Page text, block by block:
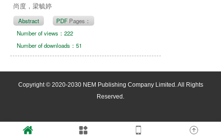
尚度，梁毓婷
Abstract PDF Pages：
Number of views：222
Number of downloads：51
Copyright © 2020-2030 NEM Publishing Company Limited. All Rights
Reserved.